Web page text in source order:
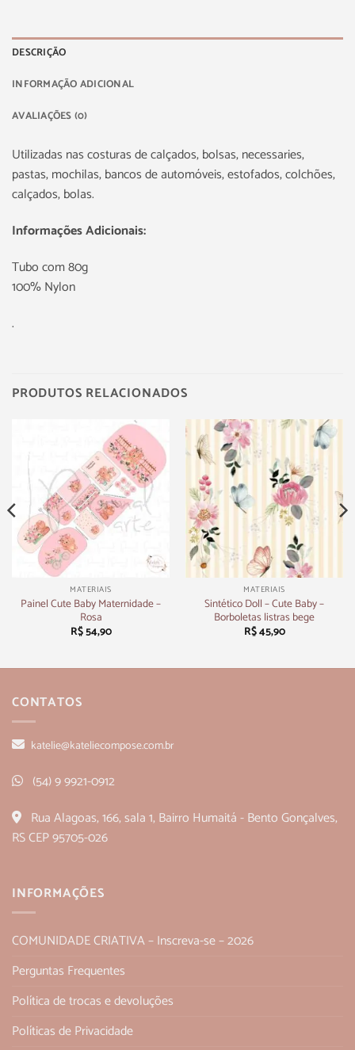
DESCRIÇÃO
INFORMAÇÃO ADICIONAL
AVALIAÇÕES (0)
Utilizadas nas costuras de calçados, bolsas, necessaries,
pastas, mochilas, bancos de automóveis, estofados, colchões,
calçados, bolas.
Informações Adicionais:
Tubo com 80g
100% Nylon
.
PRODUTOS RELACIONADOS
MATERIAIS
Painel Cute Baby Maternidade –
Rosa
R$54,90
MATERIAIS
Sintético Doll – Cute Baby –
Borboletas listras bege
R$45,90
CONTATOS
katelie@kateliecompose.com.br
(54) 9 9921-0912
Rua Alagoas, 166, sala 1, Bairro Humaitá - Bento Gonçalves,
RS CEP 95705-026
INFORMAÇÕES
COMUNIDADE CRIATIVA – Inscreva-se – 2026
Perguntas Frequentes
Política de trocas e devoluções
Políticas de Privacidade